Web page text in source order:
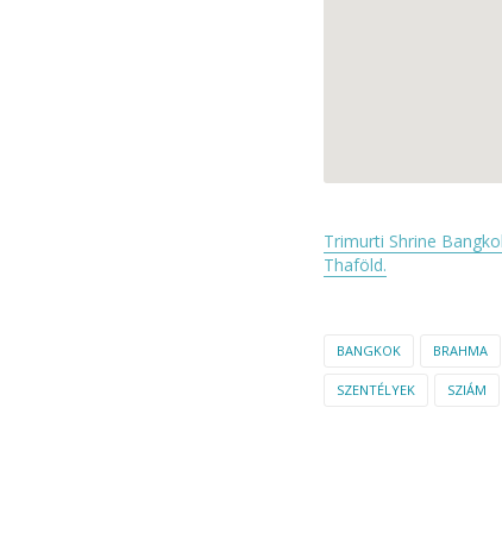
Trimurti Shrine
Thaföld.
BANGKOK BRAHMA
SZENTÉLYEK SZIÁM